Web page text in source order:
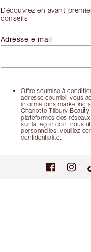
Découvrez en avant-
conseils
Offre soumise à
adresse courriel, vous
informations marketing
Charlotte Tilbury
plateformes des
sur la façon dont nous
personnelles, veuillez
confidentialité.
Adresse e-mail